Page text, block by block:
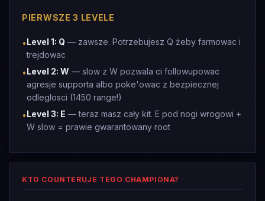
PIERWSZE 3 LEVELE
•Level 1: Q — zawsze. Potrzebujesz Q żeby farmowac i
trejdowac
•Level 2: W — slow z W pozwala ci followupowac
agresje supporta albo poke'owac z bezpiecznej
odleglosci (1450 range!)
•Level 3: E — teraz masz cały kit. E pod nogi wrogowi +
W slow = prawie gwarantowany root
KTO COUNTERUJE TEGO CHAMPIONA?